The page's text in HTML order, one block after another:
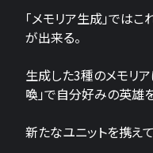
「メモリア生成」では
が出来る。
生成した3種のメモリ
喚」で自分好みの英雄
新たなユニットを携え